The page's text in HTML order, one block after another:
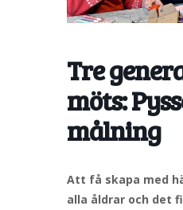
Tre
möts:
målning
Att få skapa med
alla åldrar och det